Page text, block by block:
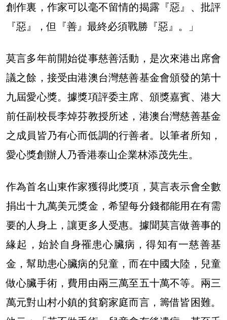
創作裏，作家可以毫不留情的揭露『惡』、批評
『惡』，但『善』最終必須戰勝『惡』。」
莫言多年前開始從事慈善活動，是次來港出席會
議之餘，接受由港澳台灣慈善基金會頒發的第十
九屆愛心獎。據獎項評委主席、頒獎嘉賓、港大
前任副校長李焯芬教授所述，港澳台灣慈善基金
之成員皆乃有心而低調的行善者。以筆者所知，
愛心獎創辦人乃香港泰山企業林添茂先生。
作為首名山東作家獲得此獎項，莫言表示會全數
捐出十九萬美元獎金，希望每分錢都能用在有需
要的人身上，讓更多人受惠。據聞莫言做善事的
緣起，始於自身罹患心臟病，得知有一慈善基
金，幫助患心臟病的兒童，而在中國大陸，兒童
做心臟手術，費用由兩三萬至五十萬不等。兩三
萬元對山村小鎮的貧窮家庭而言，籌借皆困難。